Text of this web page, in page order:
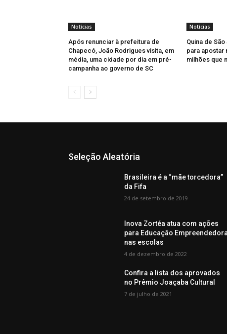
Notícias
Após renunciar à prefeitura de
Chapecó, João Rodrigues visita, em
média, uma cidade por dia em pré-
campanha ao governo de SC
Notícias
Quina de
para apostar
milhões que
Seleção Aleatória
Brasileira é a “mãe torcedora”
da Fifa
24 de setembro de 2019
Inova Zortéa atua com ações
para Educação Empreendedora
nas escolas
4 de dezembro de 2022
Confira a lista dos aprovados
no Prêmio Joaçaba Cultural
7 de julho de 2021